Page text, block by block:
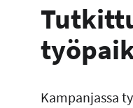
Kampanjassa